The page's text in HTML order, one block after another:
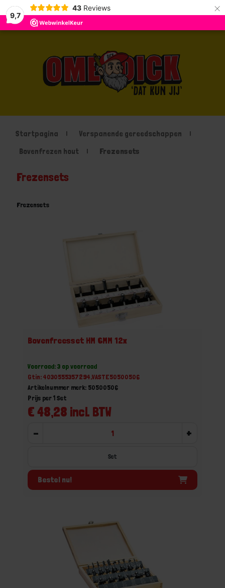
9,7
43 Reviews ×
Startpagina
Verspanende gereedschappen
Bovenfrezen hout
Frezensets
Frezensets
Frezensets
Bovenfreesset HM 6MM 12x
Voorraad: 3 op voorraad
Gtin: 4030555357294,VASTE50500506
Artikelnummer merk: 50500506
€ 48,28 incl. BTW
Prijs per 1 Set
- +
Set
Bestel nu!